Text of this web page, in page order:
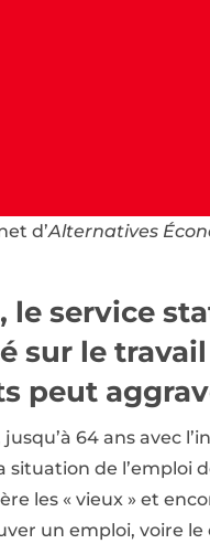
d’Alternatives
le service
sur le
peut
64 ans avec
de l’emploi
les « vieux » et
un emploi, voire